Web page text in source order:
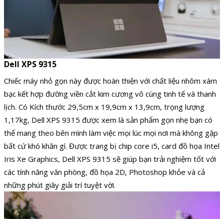
Dell XPS 9315
Chiếc máy nhỏ gọn này được hoàn thiện với chất liệu nhôm xám
bạc kết hợp đường viền cắt kim cương vô cùng tinh tế và thanh
lịch. Có Kích thước 29,5cm x 19,9cm x 13,9cm, trọng lượng
1,17kg, Dell XPS 9315 được xem là sản phẩm gọn nhẹ bạn có
thể mang theo bên mình làm việc mọi lúc mọi nơi mà không gặp
bất cứ khó khăn gì. Được trang bị chip core i5, card đồ họa Intel
Iris Xe Graphics, Dell XPS 9315 sẽ giúp bạn trải nghiệm tốt với
các tính năng văn phòng, đồ họa 2D, Photoshop khỏe và cả
những phút giây giải trí tuyệt vời.